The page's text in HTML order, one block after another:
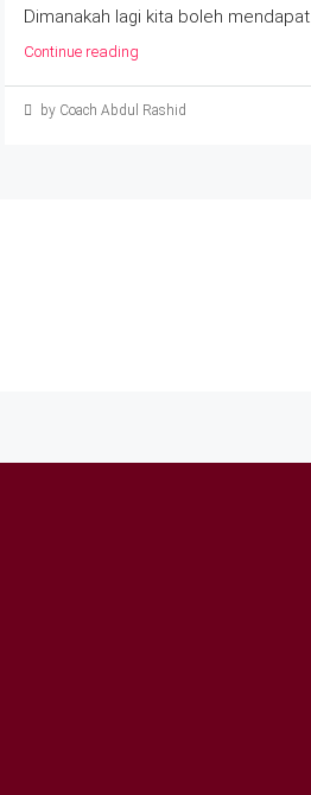
Dimanakah lagi kita boleh mendapat...
Continue reading
by Coach Abdul Rashid